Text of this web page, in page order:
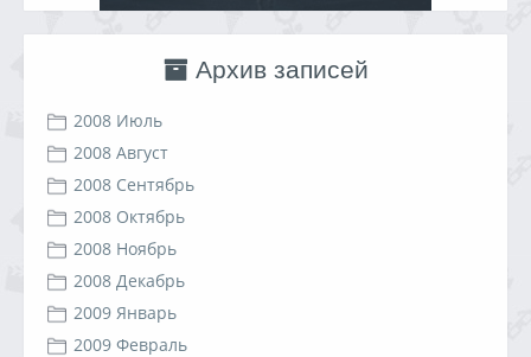
Архив записей
2008 Июль
2008 Август
2008 Сентябрь
2008 Октябрь
2008 Ноябрь
2008 Декабрь
2009 Январь
2009 Февраль